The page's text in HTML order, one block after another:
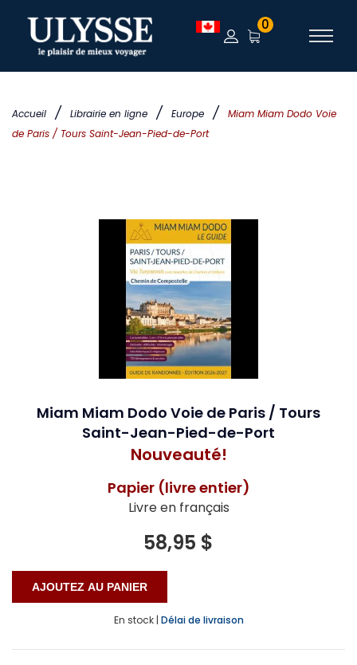
Accueil / Librairie en ligne / Europe /
Miam Miam Dodo Voie
de Paris / Tours Saint-Jean-Pied-de-Port
0
Miam Miam Dodo Voie de Paris / Tours
Saint-Jean-Pied-de-Port
Nouveauté!
Papier (livre entier)
Livre en français
58,95 $
En stock | Délai de livraison